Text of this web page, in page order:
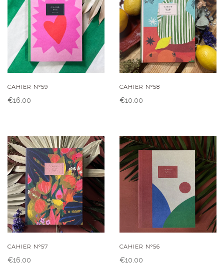
CAHIER N°59
€16.00
CAHIER N°58
€10.00
CAHIER N°57
€16.00
CAHIER N°56
€10.00